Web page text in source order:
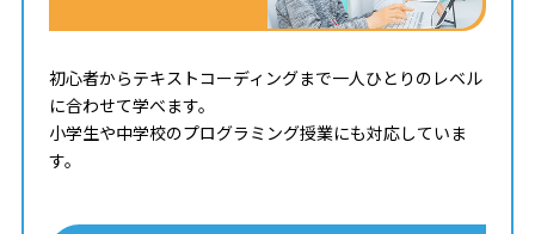
初心者からテキストコーディングまで一人ひとりのレベル
に合わせて学べます。
小学生や中学校のプログラミング授業にも対応していま
す。